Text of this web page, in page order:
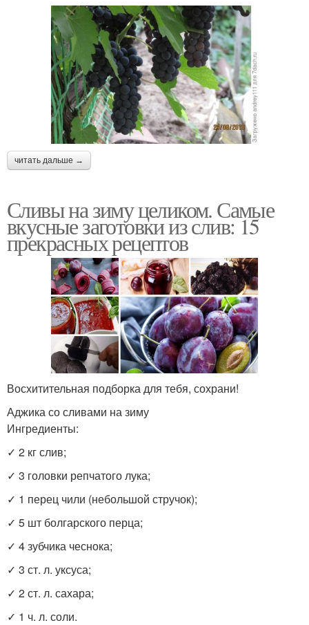
читать дальше →
Сливы на зиму целиком. Самые
вкусные заготовки из слив: 15
прекрасных рецептов
Восхитительная подборка для тебя, сохрани!
Аджика со сливами на зиму
Ингредиенты:
✓ 2 кг слив;
✓ 3 головки репчатого лука;
✓ 1 перец чили (небольшой стручок);
✓ 5 шт болгарского перца;
✓ 4 зубчика чеснока;
✓ 3 ст. л. уксуса;
✓ 2 ст. л. сахара;
✓ 1 ч. л. соли.